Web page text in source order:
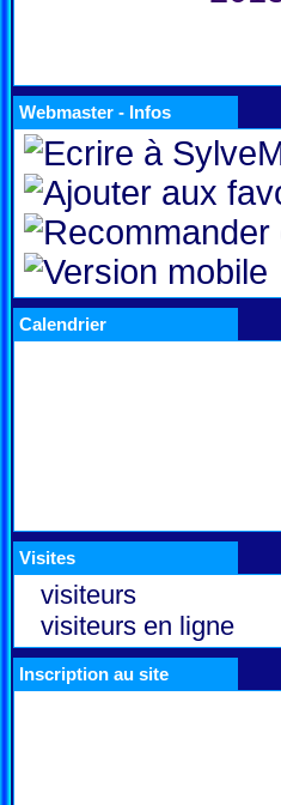
Webmaster - Infos
Calendrier
Visites
visiteurs
visiteurs en ligne
Inscription au site